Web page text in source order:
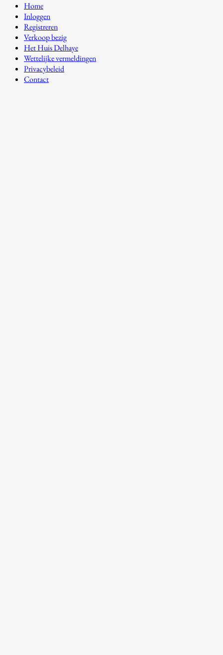
Home
Inloggen
Registreren
Verkoop bezig
Het Huis Delhaye
Wettelijke vermeldingen
Privacybeleid
Contact